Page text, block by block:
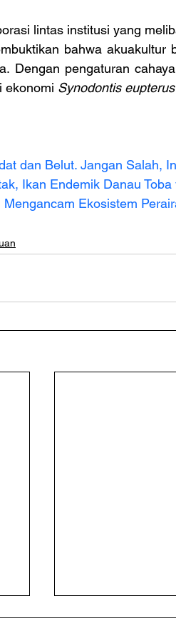
lintas institusi yang
bahwa akuakultur
Dengan pengaturan
ekonomi Synodontis eupterus
dan Belut. Jangan Salah,
Ikan Endemik Danau
Ekosistem